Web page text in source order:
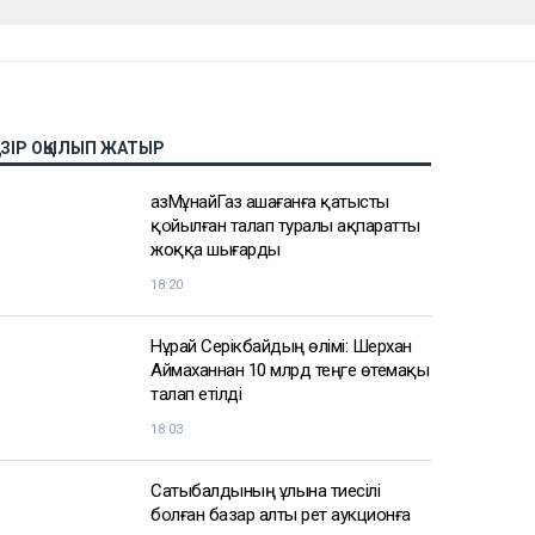
ОҚЫЛЫП ЖАТЫР